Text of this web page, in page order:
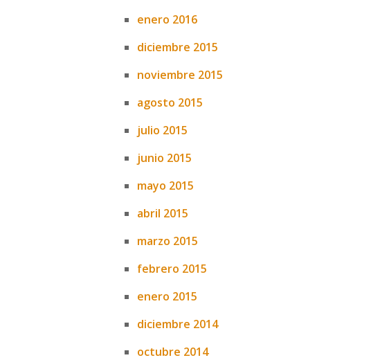
enero 2016
diciembre 2015
noviembre 2015
agosto 2015
julio 2015
junio 2015
mayo 2015
abril 2015
marzo 2015
febrero 2015
enero 2015
diciembre 2014
octubre 2014